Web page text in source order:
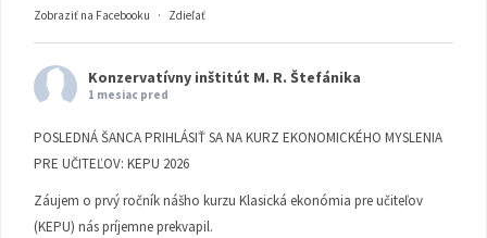
Zobraziť na Facebooku · Zdieľať
Konzervatívny inštitút M. R. Štefánika
1 mesiac pred
POSLEDNÁ ŠANCA PRIHLÁSIŤ SA NA KURZ EKONOMICKÉHO MYSLENIA
PRE UČITEĽOV: KEPU 2026
Záujem o prvý ročník nášho kurzu Klasická ekonómia pre učiteľov
(KEPU) nás príjemne prekvapil.